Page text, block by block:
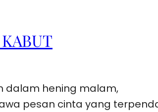
dalam hening malam,
pesan cinta yang